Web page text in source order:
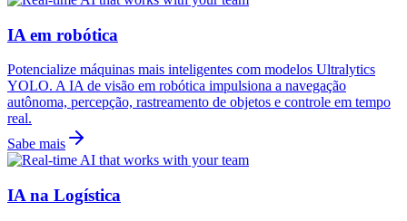
IA em robótica
Potencialize máquinas mais inteligentes com modelos Ultralytics
YOLO. A IA de visão em robótica impulsiona a navegação
autônoma, percepção, rastreamento de objetos e controle em tempo
real.
Sabe mais
IA na Logística